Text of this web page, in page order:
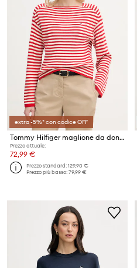
extra -5%* con codice OFF
Tommy Hilfiger maglione da donna in cotone
Prezzo attuale:
72,99 €
Prezzo standard:129,90 €
Prezzo più basso:79,99 €